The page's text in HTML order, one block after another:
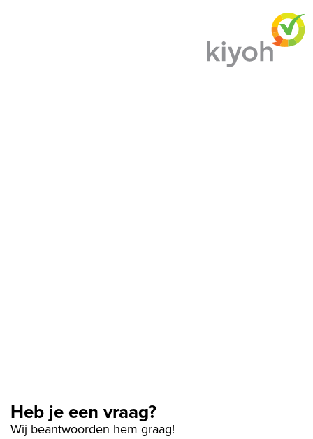
Heb je een vraag?
Wij beantwoorden hem graag!